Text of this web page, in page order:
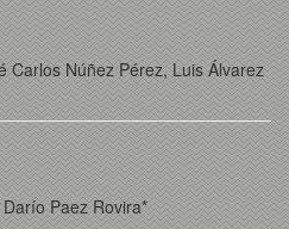
Carlos Núñez Pérez, Luis Álvarez
Paez Rovira*